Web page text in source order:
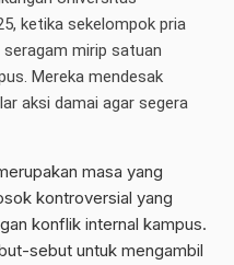
ketika sekelompok pria
seragam mirip satuan
Mereka mendesak
aksi damai agar segera
masa yang
kontroversial yang
konflik internal kampus.
sebut untuk mengambil